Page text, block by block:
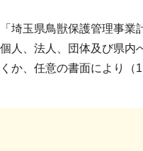
玉県鳥獣保護管理事業
、法人、団体及び県内
、任意の書面により（